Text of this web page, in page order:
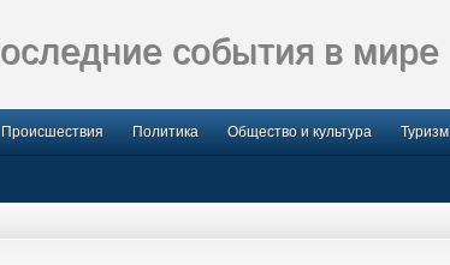
события в мире
Происшествия Политика Общество и культура Туризм